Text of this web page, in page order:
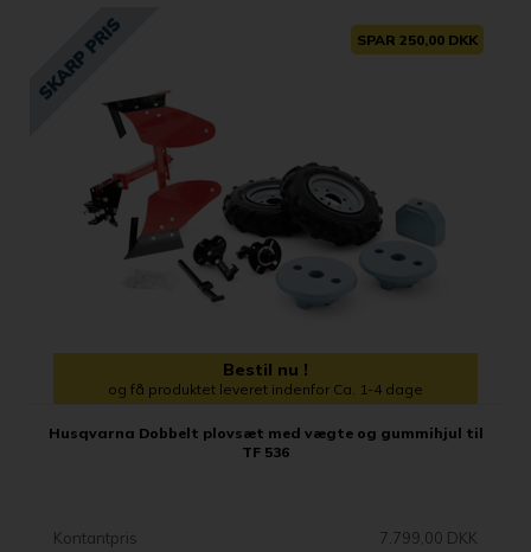
SPAR 250,00 DKK
Bestil nu !
og få produktet leveret indenfor Ca. 1-4 dage
Husqvarna Dobbelt plovsæt med vægte og gummihjul til
TF 536
Kontantpris
7.799,00 DKK